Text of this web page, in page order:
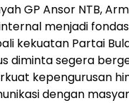
GP Ansor NTB,
menjadi
kekuatan Partai
diminta segera
kepengurusan
dengan